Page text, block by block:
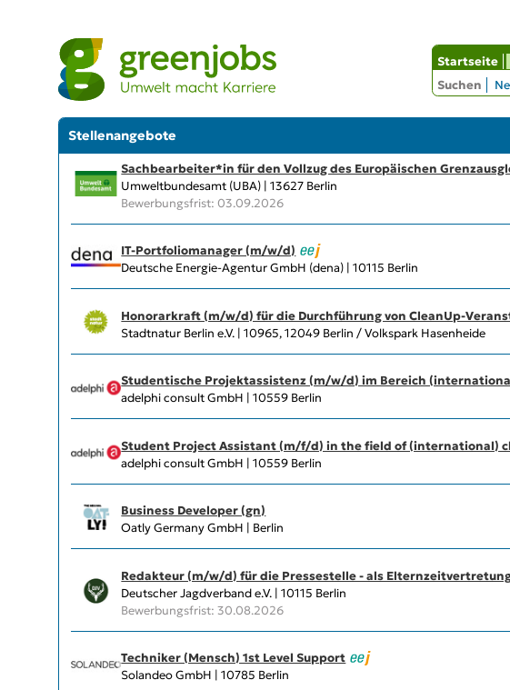
Startseite
Suchen
Stellenangebote
Sachbearbeiter*in für den Vollzug des Europäischen
Umweltbundesamt (UBA) | 13627 Berlin
Bewerbungsfrist: 03.09.2026
IT-Portfoliomanager (m/w/d)
Deutsche Energie-Agentur GmbH (dena) | 10115 Berlin
Honorarkraft (m/w/d) für die Durchführung von CleanUp-
Stadtnatur Berlin e.V. | 10965, 12049 Berlin / Volkspark Hasenheide
Studentische Projektassistenz (m/w/d) im Bereich
adelphi consult GmbH | 10559 Berlin
Student Project Assistant (m/f/d) in the field of (international)
adelphi consult GmbH | 10559 Berlin
Business Developer (gn)
Oatly Germany GmbH | Berlin
Redakteur (m/w/d) für die Pressestelle - als
Deutscher Jagdverband e.V. | 10115 Berlin
Bewerbungsfrist: 30.08.2026
Techniker (Mensch) 1st Level Support
Solandeo GmbH | 10785 Berlin